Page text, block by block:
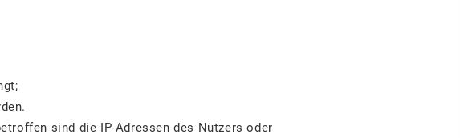
sind die IP-Adressen des Nutzers oder